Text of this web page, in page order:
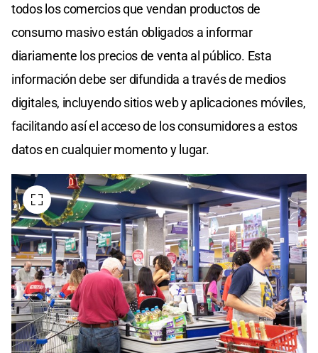
todos los comercios que vendan productos de
consumo masivo están obligados a informar
diariamente los precios de venta al público. Esta
información debe ser difundida a través de medios
digitales, incluyendo sitios web y aplicaciones móviles,
facilitando así el acceso de los consumidores a estos
datos en cualquier momento y lugar.